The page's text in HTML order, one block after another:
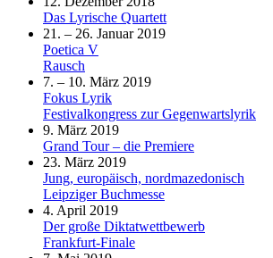
Das Lyrische Quartett
21. – 26. Januar 2019
Poetica V
Rausch
7. – 10. März 2019
Fokus Lyrik
Festivalkongress zur Gegenwartslyrik
9. März 2019
Grand Tour – die Premiere
23. März 2019
Jung, europäisch, nordmazedonisch
Leipziger Buchmesse
4. April 2019
Der große Diktatwettbewerb
Frankfurt-Finale